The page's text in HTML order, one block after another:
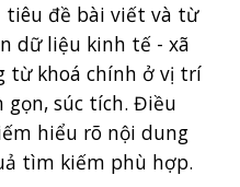
tiêu đề bài viết và từ
dữ liệu kinh tế - xã
từ khoá chính ở vị trí
súc tích. Điều
hiểu rõ nội dung
tìm kiếm phù hợp.